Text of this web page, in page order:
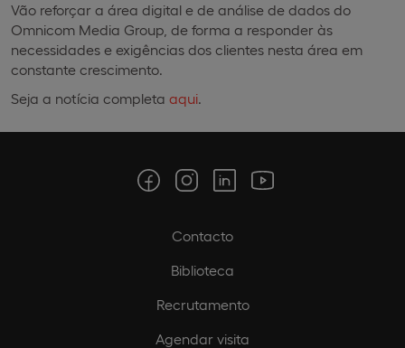
Vão reforçar a área digital e de análise de dados do
Omnicom Media Group, de forma a responder às
necessidades e exigências dos clientes nesta área em
constante crescimento.
Seja a notícia completa aqui.
Contacto
Biblioteca
Recrutamento
Agendar visita